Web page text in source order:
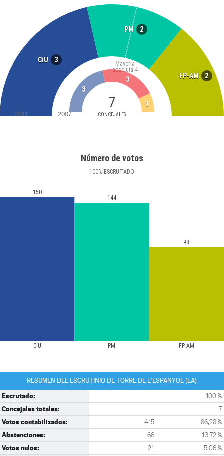
CiU 3
PM 2
FP-AM 2
7
CONCEJALES
Mayoría
absoluta 4
3
3
1
2011 2007
Número de votos
100% ESCRUTADO
CiU PM FP-AM
150
144
98
RESUMEN DEL ESCRUTINIO DE TORRE DE L'ESPANYOL (LA)
Escrutado: 100 %
Concejales totales: 7
Votos contabilizados: 415 86,28 %
Abstenciones: 66 13,72 %
Votos nulos: 21 5,06 %